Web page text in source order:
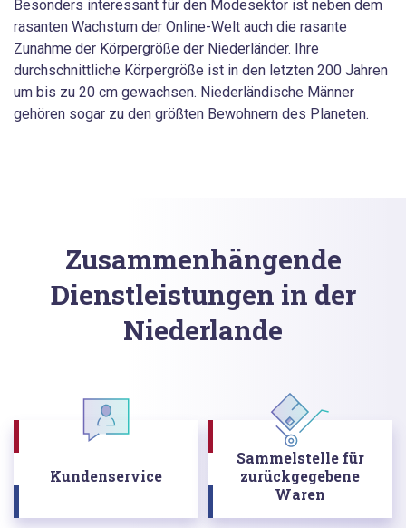
Besonders interessant für den Modesektor ist neben dem
rasanten Wachstum der Online-Welt auch die rasante
Zunahme der Körpergröße der Niederländer. Ihre
durchschnittliche Körpergröße ist in den letzten 200 Jahren
um bis zu 20 cm gewachsen. Niederländische Männer
gehören sogar zu den größten Bewohnern des Planeten.
Zusammenhängende
Dienstleistungen in der
Niederlande
Kundenservice
Sammelstelle für
zurückgegebene
Waren